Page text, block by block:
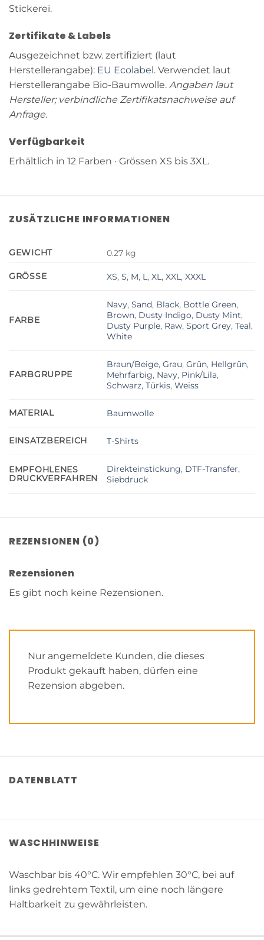
Stickerei.
Zertifikate & Labels
Ausgezeichnet bzw. zertifiziert (laut
Herstellerangabe): EU Ecolabel. Verwendet laut
Herstellerangabe Bio-Baumwolle. Angaben laut
Hersteller; verbindliche Zertifikatsnachweise auf
Anfrage.
Verfügbarkeit
Erhältlich in 12 Farben · Grössen XS bis 3XL.
ZUSÄTZLICHE INFORMATIONEN
GEWICHT 0.27 kg
GRÖSSE XS,S, M, L,XL,XXL,XXXL
FARBE
Navy,Sand, Black, Bottle Green,
Brown, Dusty Indigo, Dusty Mint,
Dusty Purple, Raw,Sport Grey,Teal,
White
FARBGRUPPE
Braun/Beige,Grau,Grün, Hellgrün,
Mehrfarbig, Navy, Pink/Lila,
Schwarz,Türkis,Weiss
MATERIAL Baumwolle
EINSATZBEREICH T-Shirts
EMPFOHLENES
DRUCKVERFAHREN
Direkteinstickung, DTF-Transfer,
Siebdruck
REZENSIONEN (0)
Rezensionen
Es gibt noch keine Rezensionen.
Nur angemeldete Kunden, die dieses
Produkt gekauft haben, dürfen eine
Rezension abgeben.
DATENBLATT
WASCHHINWEISE
Waschbar bis 40°C. Wir empfehlen 30°C, bei auf
links gedrehtem Textil, um eine noch längere
Haltbarkeit zu gewährleisten.